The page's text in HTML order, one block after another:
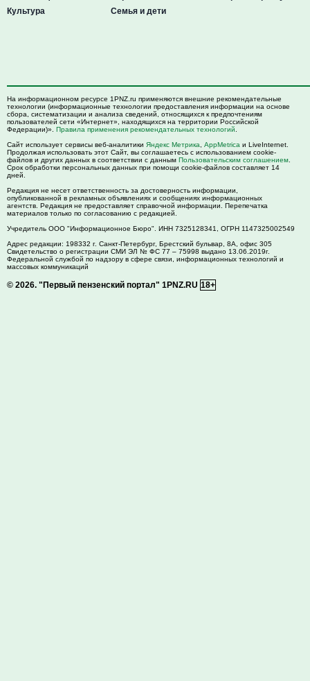
Культура
Семья и дети
На информационном ресурсе 1PNZ.ru применяются внешние рекомендательные
технологии (информационные технологии предоставления информации на основе
сбора, систематизации и анализа сведений, относящихся к предпочтениям
пользователей сети «Интернет», находящихся на территории Российской
Федерации)». Правила применения рекомендательных технологий
Сайт использует сервисы веб-аналитики Яндекс Метрика AppMetrica и LiveInternet.
Продолжая использовать этот Сайт, вы соглашаетесь с использованием cookie-
файлов и других данных в соответствии с данным Пользовательским соглашением
Срок обработки персональных данных при помощи cookie-файлов составляет 14
дней.
Редакция не несет ответственность за достоверность информации,
опубликованной в рекламных объявлениях и сообщениях информационных
агентств. Редакция не предоставляет справочной информации. Перепечатка
материалов только по согласованию с редакцией.
Учредитель ООО "Информационное Бюро". ИНН 7325128341, ОГРН 1147325002549
Адрес редакции: 198332 г. Санкт-Петербург, Брестский бульвар, 8А, офис 305
Свидетельство о регистрации СМИ ЭЛ № ФС 77 – 75998 выдано 13.06.2019г.
Федеральной службой по надзору в сфере связи, информационных технологий и
массовых коммуникаций
© 2026. "Первый пензенский портал" 1PNZ.RU 18+